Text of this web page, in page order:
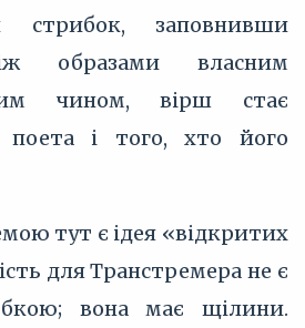
стрибок, заповнивши
образами власним
чином, вірш стає
поета і того, хто його
тут є ідея «відкритих
для Транстремера не є
вона має щілини.